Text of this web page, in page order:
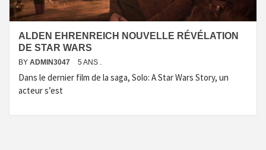
ALDEN EHRENREICH NOUVELLE RÉVÉLATION
DE STAR WARS
BY ADMIN3047 5 ANS .
Dans le dernier film de la saga, Solo: A Star Wars Story, un
acteur s’est